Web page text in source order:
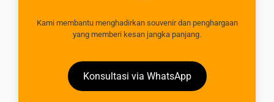
Kami membantu menghadirkan souvenir dan penghargaan
yang memberi kesan jangka panjang.
Konsultasi via WhatsApp